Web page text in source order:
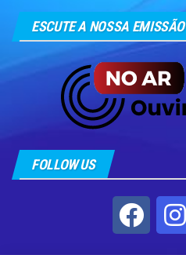
ESCUTE A NOSSA EMISSÃO
FOLLOW US